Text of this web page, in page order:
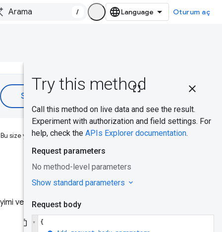
/ Oturum aç
kullanım alanı
CrUX API
Bu size yardımcı oldu mu?
verilerine düşük gecikmeli